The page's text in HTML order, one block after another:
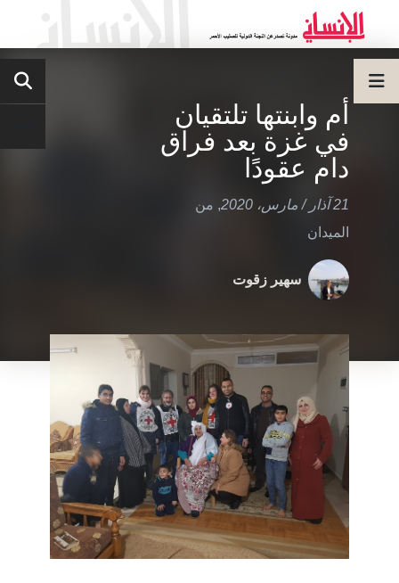
أم وابنتها تلتقيان
في غزة بعد فراق
دام عقودًا
21 آذار / مارس، 2020 , من
الميدان
سهير زقوت